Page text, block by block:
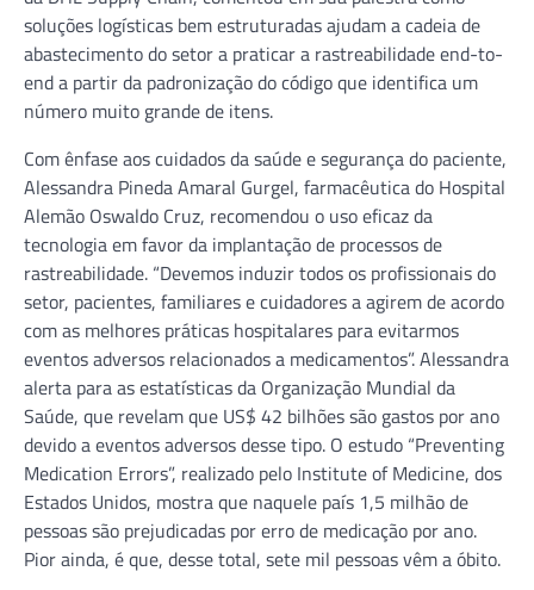
soluções logísticas bem estruturadas ajudam a cadeia de
abastecimento do setor a praticar a rastreabilidade end-to-
end a partir da padronização do código que identifica um
número muito grande de itens.
Com ênfase aos cuidados da saúde e segurança do paciente,
Alessandra Pineda Amaral Gurgel, farmacêutica do Hospital
Alemão Oswaldo Cruz, recomendou o uso eficaz da
tecnologia em favor da implantação de processos de
rastreabilidade. “Devemos induzir todos os profissionais do
setor, pacientes, familiares e cuidadores a agirem de acordo
com as melhores práticas hospitalares para evitarmos
eventos adversos relacionados a medicamentos”. Alessandra
alerta para as estatísticas da Organização Mundial da
Saúde, que revelam que US$ 42 bilhões são gastos por ano
devido a eventos adversos desse tipo. O estudo “Preventing
Medication Errors”, realizado pelo Institute of Medicine, dos
Estados Unidos, mostra que naquele país 1,5 milhão de
pessoas são prejudicadas por erro de medicação por ano.
Pior ainda, é que, desse total, sete mil pessoas vêm a óbito.